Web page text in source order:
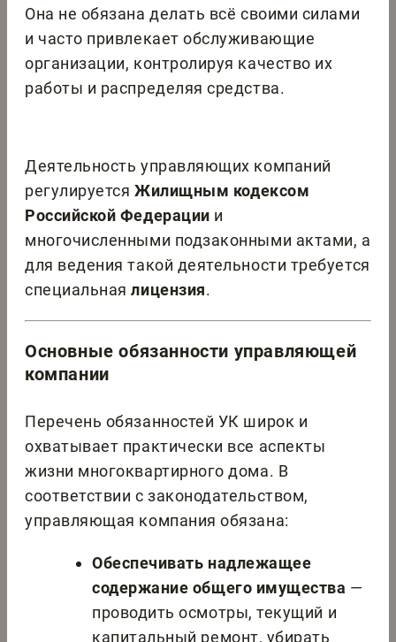
Она не обязана делать всё своими силами
и часто привлекает обслуживающие
организации, контролируя качество их
работы и распределяя средства.
Деятельность управляющих компаний
регулируетсяЖилищным кодексом
Российской Федерации и
многочисленными подзаконными актами, а
для ведения такой деятельности требуется
специальнаялицензия.
Основные обязанности управляющей
компании
Перечень обязанностей УК широк и
охватывает практически все аспекты
жизни многоквартирного дома. В
соответствии с законодательством,
управляющая компания обязана:
Обеспечивать надлежащее
содержание общего имущества —
проводить осмотры, текущий и
капитальный ремонт, убирать